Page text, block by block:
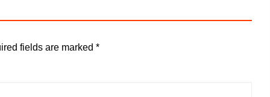
fields are marked *